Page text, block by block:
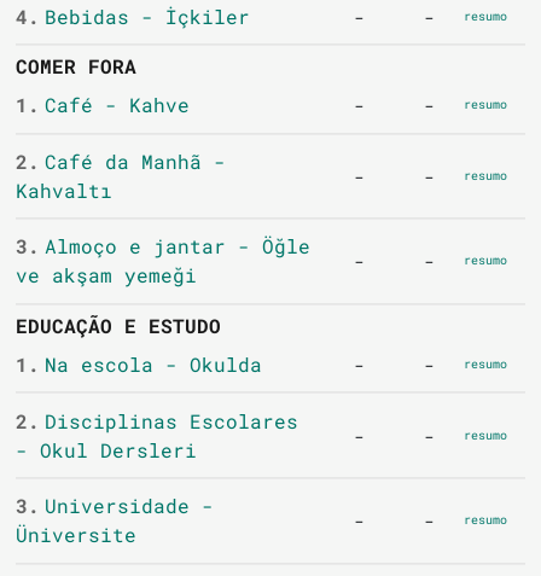
4. Bebidas - İçkiler - - resumo
COMER FORA
1. Café - Kahve - - resumo
2. Café da Manhã -
Kahvaltı
- - resumo
3. Almoço e jantar - Öğle
ve akşam yemeği
- - resumo
EDUCAÇÃO E ESTUDO
1. Na escola - Okulda - - resumo
2. Disciplinas Escolares
- Okul Dersleri
- - resumo
3. Universidade -
Üniversite
- - resumo